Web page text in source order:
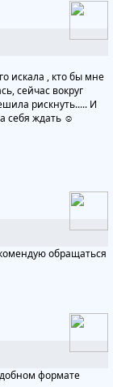
искала , кто бы мне
сейчас вокруг
рискнуть..... И
себя ждать ☺
обращаться
формате